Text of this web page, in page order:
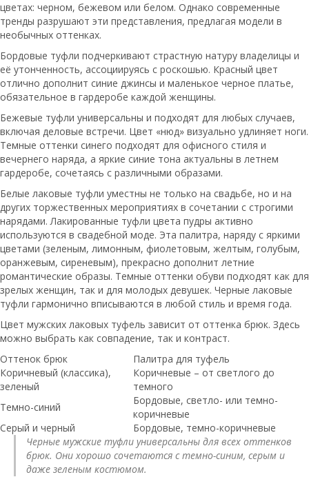
цветах: черном, бежевом или белом. Однако современные
тренды разрушают эти представления, предлагая модели в
необычных оттенках.
Бордовые туфли подчеркивают страстную натуру владелицы и
её утонченность, ассоциируясь с роскошью. Красный цвет
отлично дополнит синие джинсы и маленькое черное платье,
обязательное в гардеробе каждой женщины.
Бежевые туфли универсальны и подходят для любых случаев,
включая деловые встречи. Цвет «нюд» визуально удлиняет ноги.
Темные оттенки синего подходят для офисного стиля и
вечернего наряда, а яркие синие тона актуальны в летнем
гардеробе, сочетаясь с различными образами.
Белые лаковые туфли уместны не только на свадьбе, но и на
других торжественных мероприятиях в сочетании с строгими
нарядами. Лакированные туфли цвета пудры активно
используются в свадебной моде. Эта палитра, наряду с яркими
цветами (зеленым, лимонным, фиолетовым, желтым, голубым,
оранжевым, сиреневым), прекрасно дополнит летние
романтические образы. Темные оттенки обуви подходят как для
зрелых женщин, так и для молодых девушек. Черные лаковые
туфли гармонично вписываются в любой стиль и время года.
Цвет мужских лаковых туфель зависит от оттенка брюк. Здесь
можно выбрать как совпадение, так и контраст.
Оттенок брюк
Палитра для туфель
Коричневый (классика),
зеленый
Коричневые – от светлого до
темного
Темно-синий
Бордовые, светло- или темно-
коричневые
Серый и черный
Бордовые, темно-коричневые
Черные мужские туфли универсальны для всех оттенков
брюк. Они хорошо сочетаются с темно-синим, серым и
даже зеленым костюмом.